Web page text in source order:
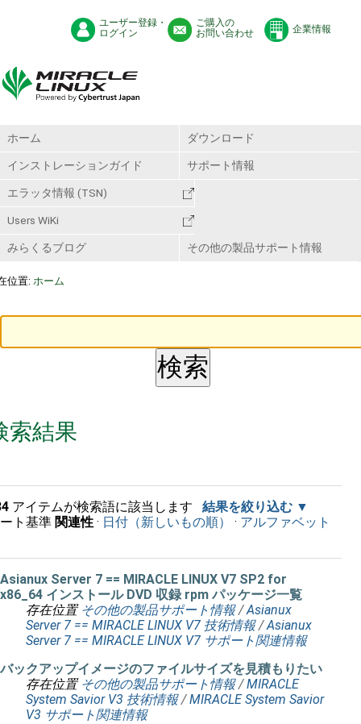
ユーザー登録・
ログイン
ご購入の
お問い合わせ
企業情報
ホーム ダウンロード
インストレーションガイド サポート情報
エラッタ情報 (TSN)
Users WiKi
みらくるブログ その他の製品サポート情報
位置: ホーム
索結果
アイテムが検索語に該当します
結果を絞り込む
ト基準 関連性 · 日付（新しいもの順） · アルファベット
Asianux Server 7 == MIRACLE LINUX V7 SP2 for
x86_64 インストール DVD 収録 rpm パッケージ一覧
存在位置 その他の製品サポート情報 /Asianux
Server 7 == MIRACLE LINUX V7 技術情報 /Asianux
Server 7 == MIRACLE LINUX V7 サポート関連情報
バックアップイメージのファイルサイズを見積もりたい
存在位置 その他の製品サポート情報 /MIRACLE
System Savior V3 技術情報 /MIRACLE System Savior
V3 サポート関連情報